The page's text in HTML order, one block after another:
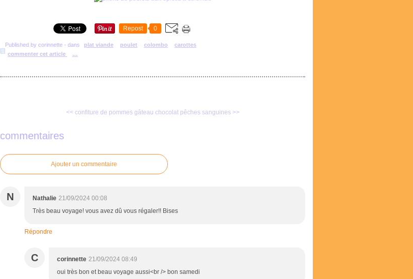
Repost 0
Published by corinnette - dans plat viande poulet colombo
carottes
commenter cet article
…
<< confiture de pommes gâteau chocolat pêches sanguines >>
commentaires
Ajouter un commentaire
N Nathalie 21/09/2024 00:08
Très beau voyage! vous avez dû vous régaler!! Bises
Répondre
C corinnette 21/09/2024 08:49
oui très bon et beau voyage aussi<br /> bon samedi